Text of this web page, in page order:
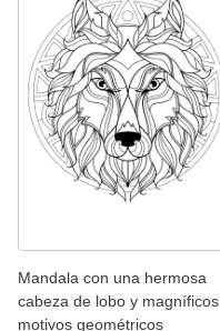
Mandala con una hermosa
cabeza de lobo y magníficos
motivos geométricos